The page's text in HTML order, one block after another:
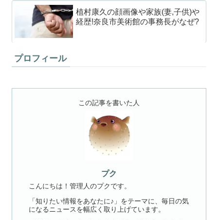
植村康久の顔画像や家族(妻,子供)や
経歴!奈良市美術館の事務長がなぜ?
プロフィール
この記事を書いた人
プク
こんにちは！管理人のプクです。
「知りたい情報をあなたに♪」をテーマに、毎日の気
になるニュースを幅広く取り上げています。